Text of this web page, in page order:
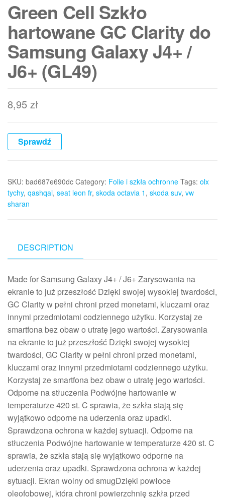
Green Cell Szkło
hartowane GC Clarity do
Samsung Galaxy J4+ /
J6+ (GL49)
8,95 zł
Sprawdź
SKU: bad687e690dc Category: Folie i szkła ochronne Tags: olx
tychy, qashqai, seat leon fr, skoda octavia 1 , skoda suv, vw
sharan
DESCRIPTION
Made for Samsung Galaxy J4+ / J6+ Zarysowania na
ekranie to już przeszłość Dzięki swojej wysokiej twardości,
GC Clarity w pełni chroni przed monetami, kluczami oraz
innymi przedmiotami codziennego użytku. Korzystaj ze
smartfona bez obaw o utratę jego wartości. Zarysowania
na ekranie to już przeszłość Dzięki swojej wysokiej
twardości, GC Clarity w pełni chroni przed monetami,
kluczami oraz innymi przedmiotami codziennego użytku.
Korzystaj ze smartfona bez obaw o utratę jego wartości.
Odporne na stłuczenia Podwójne hartowanie w
temperaturze 420 st. C sprawia, że szkła stają się
wyjątkowo odporne na uderzenia oraz upadki.
Sprawdzona ochrona w każdej sytuacji. Odporne na
stłuczenia Podwójne hartowanie w temperaturze 420 st. C
sprawia, że szkła stają się wyjątkowo odporne na
uderzenia oraz upadki. Sprawdzona ochrona w każdej
sytuacji. Ekran wolny od smugDzięki powłoce
oleofobowej, która chroni powierzchnię szkła przed